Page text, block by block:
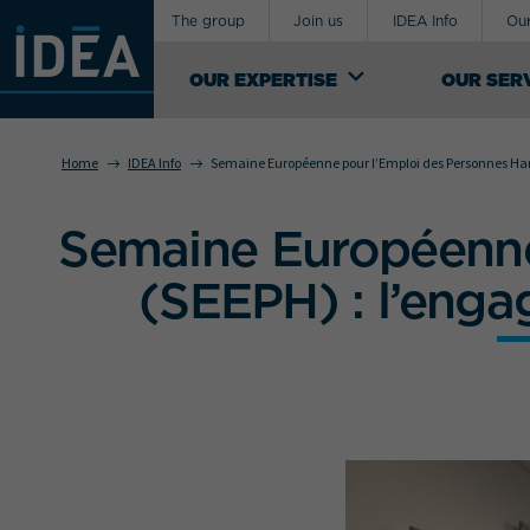
The group Join us IDEA Info
OUR EXPERTISE
An industrial logistics service provider,
IDEA Groupe manages the design of
supply-chains for exceptional, special and
sensitive products. It offers a range of
both general and custom logistics support
OUR
Your requirement concerns
Home IDEA Info Semaine Européenne pour l’Emploi des Personnes
Semaine
(SEEPH) :